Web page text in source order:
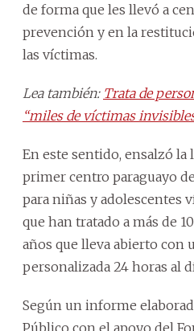
de forma que les llevó a
prevención y en la
las víctimas.
Lea también: Trata de
“miles de víctimas
En este sentido, ensalzó la
primer centro paraguayo
para niñas y adolescentes
que han tratado a más de
años que lleva abierto con
personalizada 24 horas al
Según un informe
Público con el apoyo del